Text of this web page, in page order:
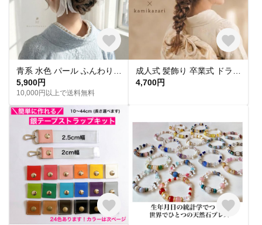
5,900円
10,000円以上で送料無料
4,700円